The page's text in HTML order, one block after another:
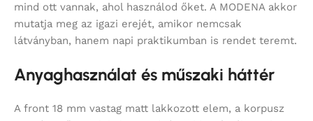
mind ott vannak, ahol használod őket. A MODENA akkor
mutatja meg az igazi erejét, amikor nemcsak
látványban, hanem napi praktikumban is rendet teremt.
Anyaghasználat és műszaki háttér
A front 18 mm vastag matt lakkozott elem, a korpusz